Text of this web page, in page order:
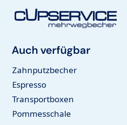
Auch verfügbar
Zahnputzbecher
Espresso
Transportboxen
Pommesschale